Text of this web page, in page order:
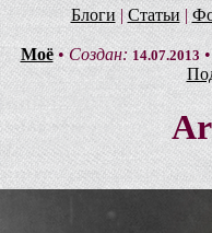
Блоги|Статьи|
Моё•Создан: 14.07.2013 •